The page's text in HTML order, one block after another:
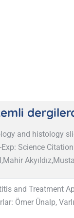
and histology
Science
and Treatment
Ömer Ünalp,